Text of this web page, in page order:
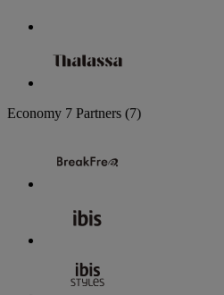
Economy 7 Partners (7)